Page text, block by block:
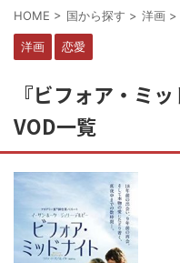
HOME > 国から探す > 洋画 >
洋画 恋愛
『ビフォア・ミ
VOD一覧